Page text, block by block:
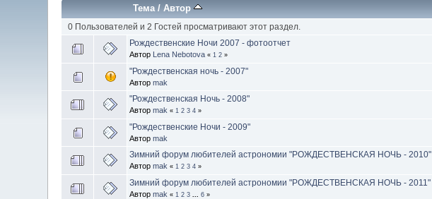
Тема/Автор
0 Пользователей и 2 Гостей просматривают этот раздел.
Рождественские Ночи 2007 - фотоотчет
Автор Lena Nebotova « 1 2 »
"Рождественская ночь - 2007"
Авторmak
"Рождественская Ночь - 2008"
Авторmak « 1 2 3 4 »
"Рождественские Ночи - 2009"
Авторmak
Зимний форум любителей астрономии "РОЖДЕСТВЕНСКАЯ НОЧЬ - 2010"
Авторmak « 1 2 3 4 »
Зимний форум любителей астрономии "РОЖДЕСТВЕНСКАЯ НОЧЬ - 2011"
Авторmak « 1 2 3 ...6 »